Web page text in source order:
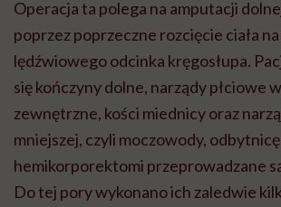
Operacja ta polega na amputacji
poprzez poprzeczne rozcięcie ciała
lędźwiowego odcinka kręgosłupa.
się kończyny dolne, narządy płciowe
zewnętrzne, kości miednicy oraz
mniejszej, czyli moczowody,
hemikorporektomi przeprowadzane
Do tej pory wykonano ich zaledwie